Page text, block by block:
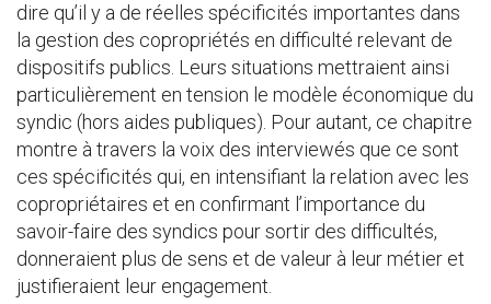
dire qu’il y a de réelles spécificités importantes dans
la gestion des copropriétés en difficulté relevant de
dispositifs publics. Leurs situations mettraient ainsi
particulièrement en tension le modèle économique du
syndic (hors aides publiques). Pour autant, ce chapitre
montre à travers la voix des interviewés que ce sont
ces spécificités qui, en intensifiant la relation avec les
copropriétaires et en confirmant l’importance du
savoir-faire des syndics pour sortir des difficultés,
donneraient plus de sens et de valeur à leur métier et
justifieraient leur engagement.